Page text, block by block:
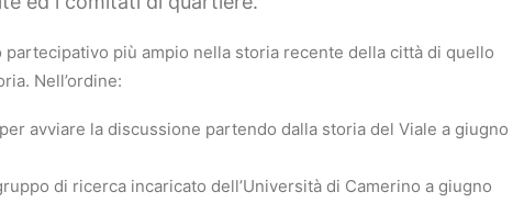
più ampio nella storia recente della città di quello
Nell’ordine:
avviare la discussione partendo dalla storia del Viale a giugno
di ricerca incaricato dell’Università di Camerino a giugno